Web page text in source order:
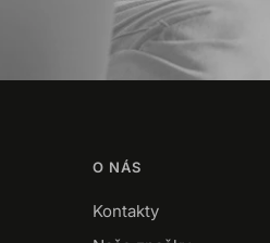
O NÁS
Kontakty